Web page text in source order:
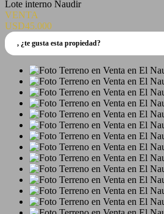
Lote interno Naudir
VENTA
USD45.000
, ¿te gusta esta propiedad?